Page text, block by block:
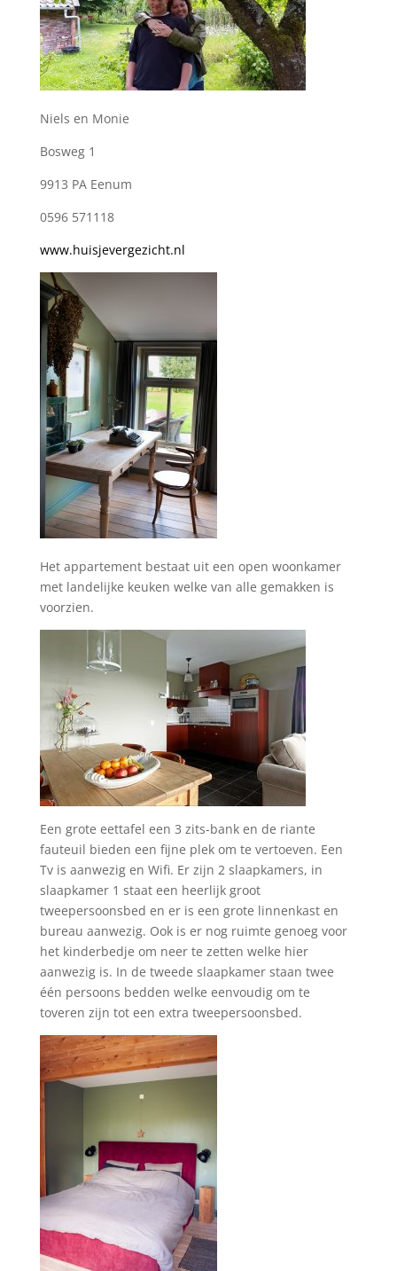
Niels en Monie
Bosweg 1
9913 PA Eenum
0596 571118
www.huisjevergezicht.nl
Het appartement bestaat uit een open woonkamer
met landelijke keuken welke van alle gemakken is
voorzien.
Een grote eettafel een 3 zits-bank en de riante
fauteuil bieden een fijne plek om te vertoeven. Een
Tv is aanwezig en Wifi. Er zijn 2 slaapkamers, in
slaapkamer 1 staat een heerlijk groot
tweepersoonsbed en er is een grote linnenkast en
bureau aanwezig. Ook is er nog ruimte genoeg voor
het kinderbedje om neer te zetten welke hier
aanwezig is. In de tweede slaapkamer staan twee
één persoons bedden welke eenvoudig om te
toveren zijn tot een extra tweepersoonsbed.